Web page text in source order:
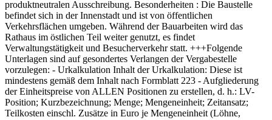
produktneutralen Ausschreibung. Besonderheiten : Die Baustelle
befindet sich in der Innenstadt und ist von öffentlichen
Verkehrsflächen umgeben. Während der Bauarbeiten wird das
Rathaus im östlichen Teil weiter genutzt, es findet
Verwaltungstätigkeit und Besucherverkehr statt. +++Folgende
Unterlagen sind auf gesondertes Verlangen der Vergabestelle
vorzulegen: - Urkalkulation Inhalt der Urkalkulation: Diese ist
mindestens gemäß dem Inhalt nach Formblatt 223 - Aufgliederung
der Einheitspreise von ALLEN Positionen zu erstellen, d. h.: LV-
Position; Kurzbezeichnung; Menge; Mengeneinheit; Zeitansatz;
Teilkosten einschl. Zusätze in Euro je Mengeneinheit (Löhne,